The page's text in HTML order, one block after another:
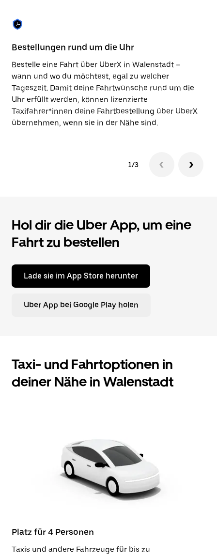
Bestellungen rund um die Uhr
Bestelle eine Fahrt über UberX in Walenstadt –
wann und wo du möchtest, egal zu welcher
Tageszeit. Damit deine Fahrtwünsche rund um die
Uhr erfüllt werden, können lizenzierte
Taxifahrer*innen deine Fahrtbestellung über UberX
übernehmen, wenn sie in der Nähe sind.
1/3
Hol dir die Uber App, um eine
Fahrt zu bestellen
Lade sie im App Store herunter
Uber App bei Google Play holen
Taxi- und Fahrtoptionen in
deiner Nähe in Walenstadt
Platz für 4 Personen
Taxis und andere Fahrzeuge für bis zu